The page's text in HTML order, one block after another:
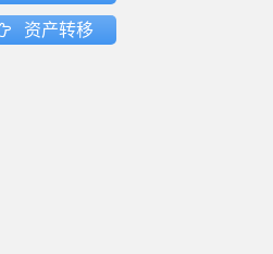
资产转移